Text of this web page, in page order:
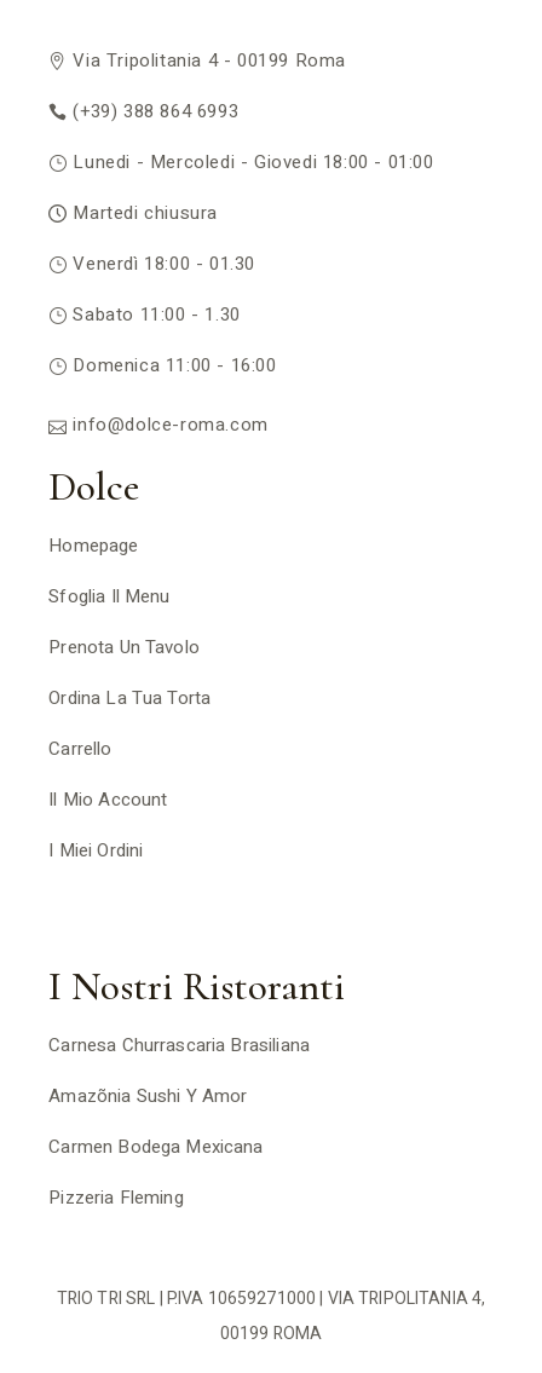
Via Tripolitania 4 - 00199 Roma
(+39) 388 864 6993
Lunedi - Mercoledi - Giovedi 18:00 - 01:00
Martedi chiusura
Venerdì 18:00 - 01.30
Sabato 11:00 - 1.30
Domenica 11:00 - 16:00
info@dolce-roma.com
Dolce
Homepage
Sfoglia Il Menu
Prenota Un Tavolo
Ordina La Tua Torta
Carrello
Il Mio Account
I Miei Ordini
I Nostri Ristoranti
Carnesa Churrascaria Brasiliana
Amazõnia Sushi Y Amor
Carmen Bodega Mexicana
Pizzeria Fleming
TRIO TRI SRL | P.IVA 10659271000 | VIA TRIPOLITANIA 4,
00199 ROMA